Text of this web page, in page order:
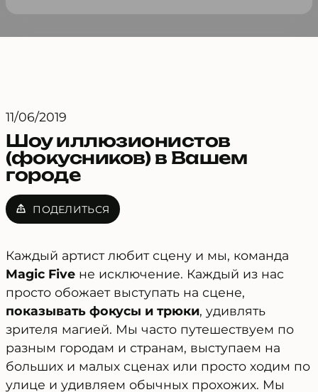
11/06/2019
Шоу иллюзионистов
(фокусников) в Вашем
городе
ПОДЕЛИТЬСЯ
Каждый артист любит сцену и мы, команда
Magic Five не исключение. Каждый из нас
просто обожает выступать на сцене,
показывать фокусы и трюки, удивлять
зрителя магией. Мы часто путешествуем по
разным городам и странам, выступаем на
больших и малых сценах или просто ходим по
улице и удивляем обычных прохожих. Мы